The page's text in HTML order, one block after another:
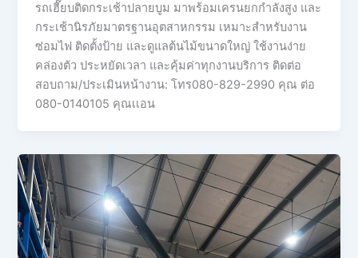
รถเฮี๊ยบติดกระเช้าปลายบูม มาพร้อมเครนยกกำลังสูง และ
กระเช้านิรภัยมาตรฐานอุตสาหกรรม เหมาะสำหรับงาน
ซ่อมไฟ ติดตั้งป้าย และดูแลต้นไม้ขนาดใหญ่ ใช้งานง่าย
คล่องตัว ประหยัดเวลา และคุ้มค่าทุกงานบริการ ติดต่อ
สอบถาม/ประเมินหน้างาน: โทร080-829-2990 คุณ ต่อ
080-0140105 คุณเเอน